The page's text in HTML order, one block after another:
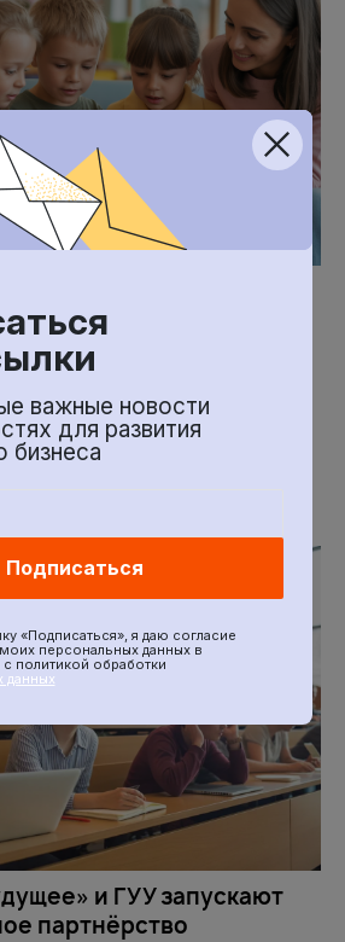
инклюзивный детский
способы рекламы и
использовать. Опытом
и ГУУ запускают
партнёрство
важные новости
для развития
бизнеса
Подписаться
«Подписаться», я даю согласие
персональных данных в
с политикой обработки
данных